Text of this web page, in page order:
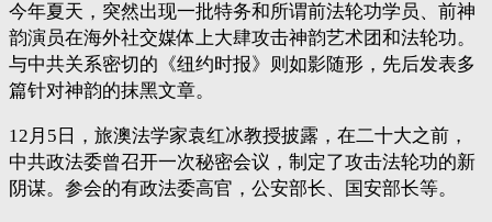
今年夏天，突然出现一批特务和所谓前法轮功学员、前神
韵演员在海外社交媒体上大肆攻击神韵艺术团和法轮功。
与中共关系密切的《纽约时报》则如影随形，先后发表多
篇针对神韵的抹黑文章。
12月5日，旅澳法学家袁红冰教授披露，在二十大之前，
中共政法委曾召开一次秘密会议，制定了攻击法轮功的新
阴谋。参会的有政法委高官，公安部长、国安部长等。